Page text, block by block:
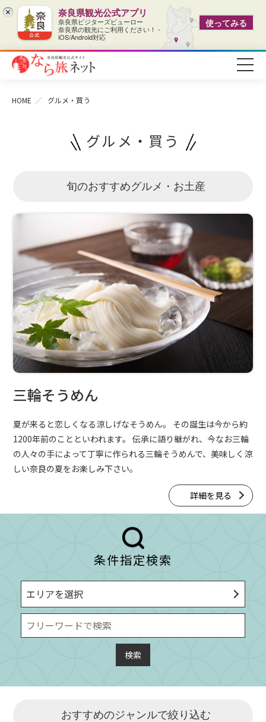
× 奈良県観光公式アプリ
奈良県ビジターズビューロー
奈良県の観光にご利用ください！ -
iOS/Android対応
使ってみる
HOME グルメ・買う
グルメ・買う
旬のおすすめグルメ・お土産
三輪そうめん
夏が来ると恋しくなる涼しげなそうめん。
その誕生は今から約
1200年前のことといわれます。 伝承に語り継がれ、今なお三輪
の人々の手によって丁寧に作られる三輪そうめんで、美味しく涼
しい奈良の夏をお楽しみ下さい。
詳細を見る
条件指定検索
エリアを選択
おすすめのジャンルで絞り込む